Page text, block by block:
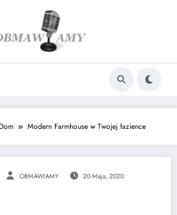
Dom Modern Farmhouse w Twojej łazience
OBMAWIAMY 20 Maja, 2020